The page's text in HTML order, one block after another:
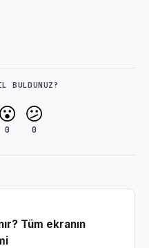
BULDUNUZ?
😮
0
😕
0
Tüm ekranın